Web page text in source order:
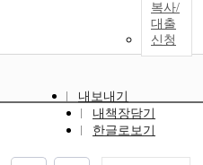
복사/
대출
신청
내보내기
내책장담기
한글로보기